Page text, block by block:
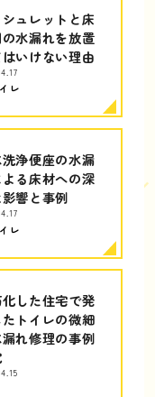
ュレットと床
水漏れを放置
はいけない理由
レ
浄便座の水漏
る床材への深
響と事例
レ
した住宅で発
トイレの微細
れ修理の事例